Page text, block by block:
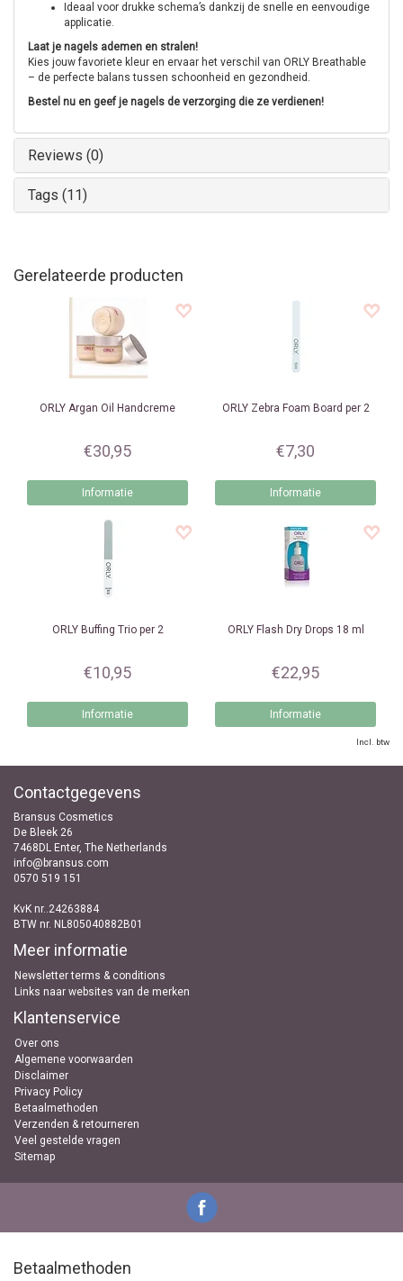
Ideaal voor drukke schema’s dankzij de snelle en eenvoudige
applicatie.
Laat je nagels ademen en stralen!
Kies jouw favoriete kleur en ervaar het verschil van ORLY Breathable
– de perfecte balans tussen schoonheid en gezondheid.
Bestel nu en geef je nagels de verzorging die ze verdienen!
Reviews (0)
Tags (11)
Gerelateerde producten
ORLY Argan Oil Handcreme
€30,95
Informatie
ORLYZebra Foam Board per 2
€7,30
Informatie
ORLYBuffing Trio per 2
€10,95
Informatie
ORLYFlash Dry Drops 18 ml
€22,95
Informatie
Incl. btw
Contactgegevens
Bransus Cosmetics
De Bleek 26
7468DL Enter, The Netherlands
info@bransus.com
0570 519 151
KvK nr..24263884
BTW nr. NL805040882B01
Meer informatie
Newsletter terms & conditions
Links naar websites van de merken
Klantenservice
Over ons
Algemene voorwaarden
Disclaimer
Privacy Policy
Betaalmethoden
Verzenden & retourneren
Veel gestelde vragen
Sitemap
Betaalmethoden